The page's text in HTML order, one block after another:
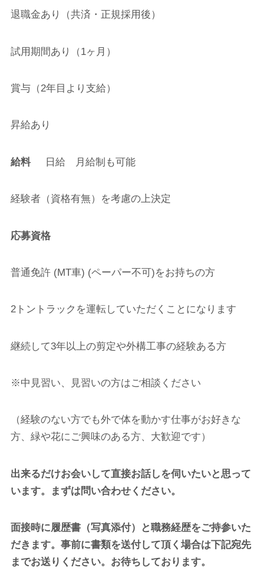
退職金あり（共済・正規採用後）
試用期間あり（1ヶ月）
賞与（2年目より支給）
昇給あり
給料日給 月給制も可能
経験者（資格有無）を考慮の上決定
応募資格
普通免許 (MT車) (ペーパー不可)をお持ちの方
2トントラックを運転していただくことになります
継続して3年以上の剪定や外構工事の経験ある方
※中見習い、見習いの方はご相談ください
（経験のない方でも外で体を動かす仕事がお好きな
方、緑や花にご興味のある方、大歓迎です）
出来るだけお会いして直接お話しを伺いたいと思って
います。まずは問い合わせください。
面接時に履歴書（写真添付）と職務経歴をご持参いた
だきます。事前に書類を送付して頂く場合は下記宛先
までお送りください。お待ちしております。